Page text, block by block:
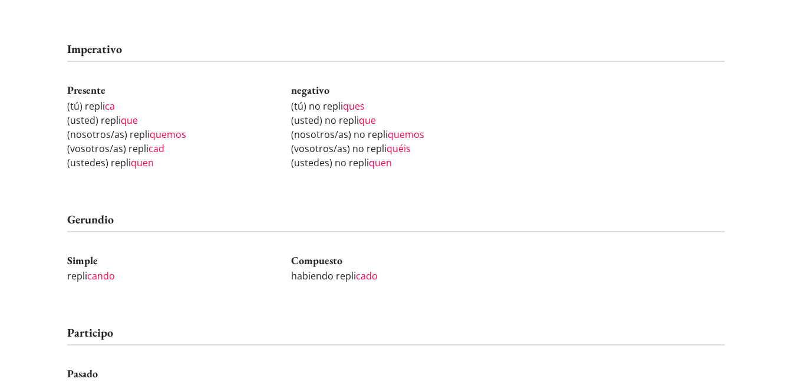
Imperativo
Presente
(tú) replica
(usted) replique
(nosotros/as) repliquemos
(vosotros/as) replicad
(ustedes) repliquen
negativo
(tú) no repliques
(usted) no replique
(nosotros/as) no repliquemos
(vosotros/as) no repliquéis
(ustedes) no repliquen
Gerundio
Simple
replicando
Compuesto
habiendo replicado
Participo
Pasado